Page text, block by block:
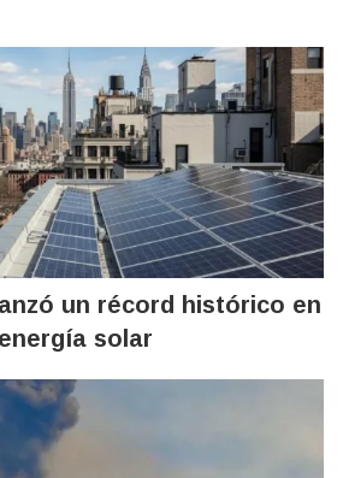
un récord histórico en
solar